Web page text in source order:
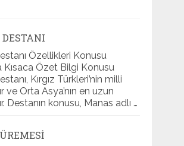
Özellikleri Konusu
Kısaca Özet Bilgi Konusu
Kırgız Türkleri’nin milli
ve Orta Asya’nın en uzun
Destanın konusu, Manas adlı …